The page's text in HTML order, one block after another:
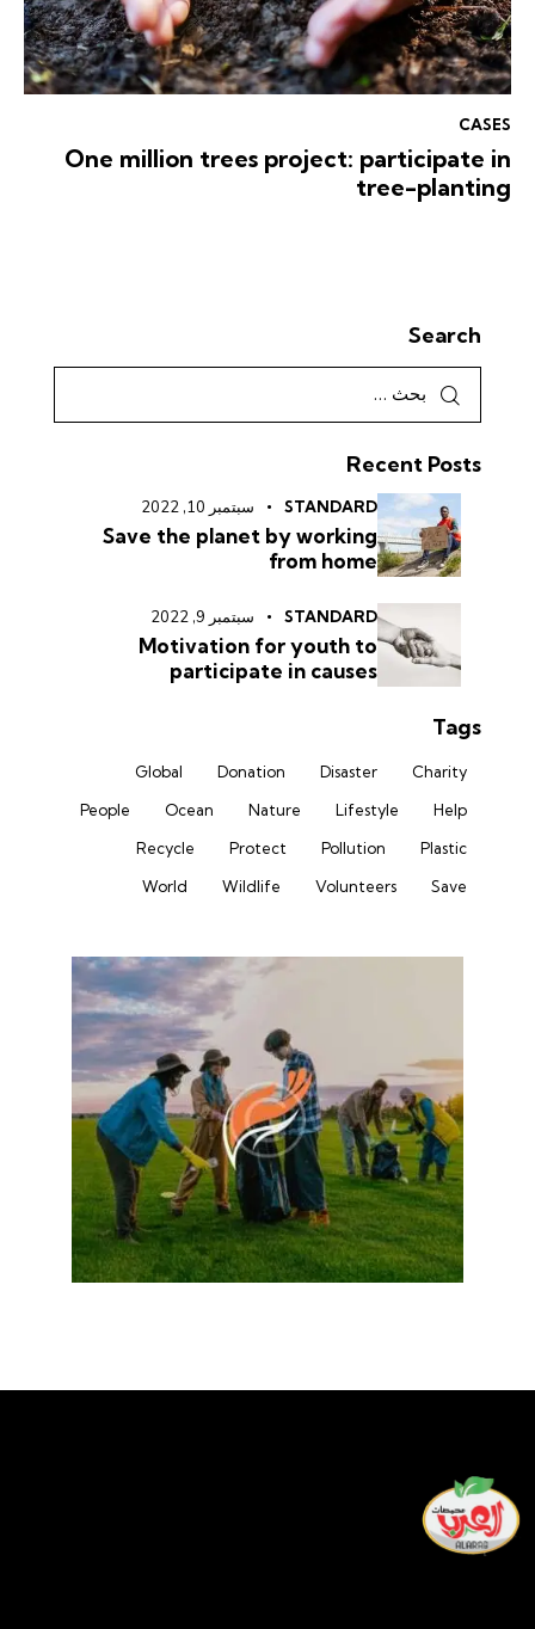
CASES
One million trees project: participate in
tree-planting
Search
Recent Posts
STANDARD سبتمبر 10, 2022
Save the planet by working
from home
STANDARD سبتمبر 9, 2022
Motivation for youth to
participate in causes
Tags
Charity
Disaster
Donation
Global
Help
Lifestyle
Nature
Ocean
People
Plastic
Pollution
Protect
Recycle
Save
Volunteers
Wildlife
World